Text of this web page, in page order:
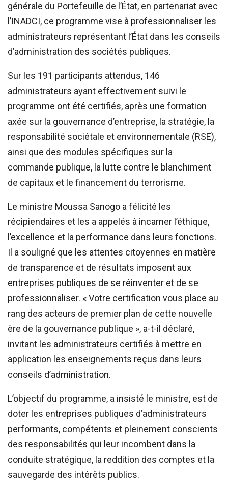
générale du Portefeuille de l’État, en partenariat avec
l’INADCI, ce programme vise à professionnaliser les
administrateurs représentant l’État dans les conseils
d’administration des sociétés publiques.
Sur les 191 participants attendus, 146
administrateurs ayant effectivement suivi le
programme ont été certifiés, après une formation
axée sur la gouvernance d’entreprise, la stratégie, la
responsabilité sociétale et environnementale (RSE),
ainsi que des modules spécifiques sur la
commande publique, la lutte contre le blanchiment
de capitaux et le financement du terrorisme.
Le ministre Moussa Sanogo a félicité les
récipiendaires et les a appelés à incarner l’éthique,
l’excellence et la performance dans leurs fonctions.
Il a souligné que les attentes citoyennes en matière
de transparence et de résultats imposent aux
entreprises publiques de se réinventer et de se
professionnaliser. « Votre certification vous place au
rang des acteurs de premier plan de cette nouvelle
ère de la gouvernance publique », a-t-il déclaré,
invitant les administrateurs certifiés à mettre en
application les enseignements reçus dans leurs
conseils d’administration.
L’objectif du programme, a insisté le ministre, est de
doter les entreprises publiques d’administrateurs
performants, compétents et pleinement conscients
des responsabilités qui leur incombent dans la
conduite stratégique, la reddition des comptes et la
sauvegarde des intérêts publics.